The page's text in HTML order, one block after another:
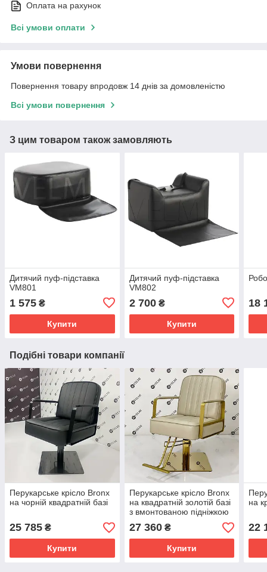
Оплата на рахунок
Всі умови оплати
Умови повернення
Повернення товару впродовж 14 днів за домовленістю
Всі умови повернення
З цим товаром також замовляють
Дитячий пуф-підставка
VM801
1 575 ₴
Купити
Дитячий пуф-підставка
VM802
2 700₴
Купити
18
Подібні товари компанії
Перукарське крісло Bronx
на чорній квадратній базі
25 785 ₴
Купити
Перукарське крісло Bronx
на квадратній золотій базі
з вмонтованою підніжкою
27 360₴
Купити
на
22